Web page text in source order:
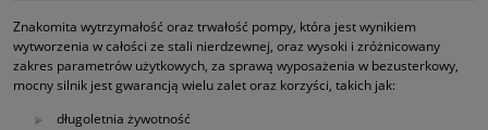
Znakomita wytrzymałość oraz trwałość pompy, która jest wynikiem
wytworzenia w całości ze stali nierdzewnej, oraz wysoki i zróżnicowany
zakres parametrów użytkowych, za sprawą wyposażenia w bezusterkowy,
mocny silnik jest gwarancją wielu zalet oraz korzyści, takich jak:
długoletnia żywotność